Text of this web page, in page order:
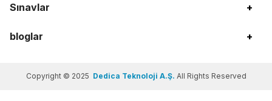
Sınavlar +
bloglar +
Copyright © 2025 Dedica Teknoloji A.Ş. All Rights Reserved